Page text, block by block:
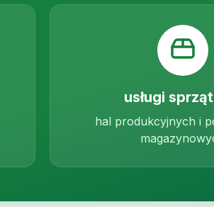
usługi
hal produkcyjnych i